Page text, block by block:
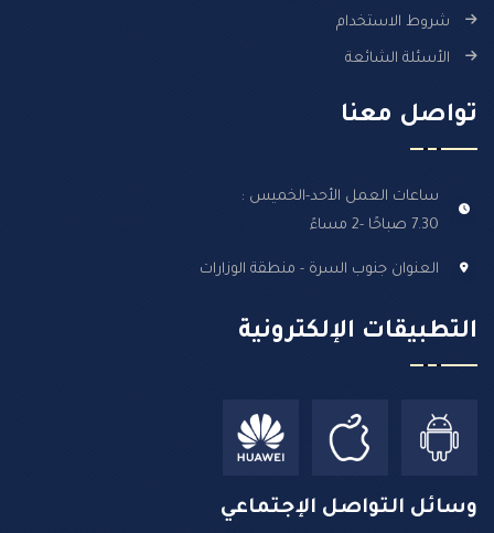
شروط الاستخدام
الأسئلة الشائعة
تواصل معنا
ساعات العمل الأحد-الخميس :
7.30 صباحًا -2 مساءً
العنوان جنوب السرة - منطقة الوزارات
التطبيقات الإلكترونية
وسائل التواصل الإجتماعي